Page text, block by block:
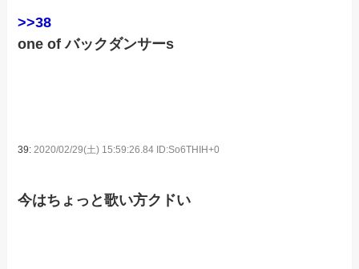
>>38
one of バックダンサーs
39:2020/02/29(土) 15:59:26.84 ID:So6THIH+0
今はちょっと歌い方クドい